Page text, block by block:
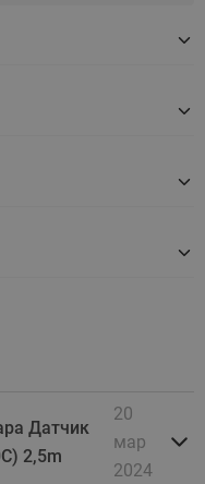
Датчик
2,5m
20
мар
2024